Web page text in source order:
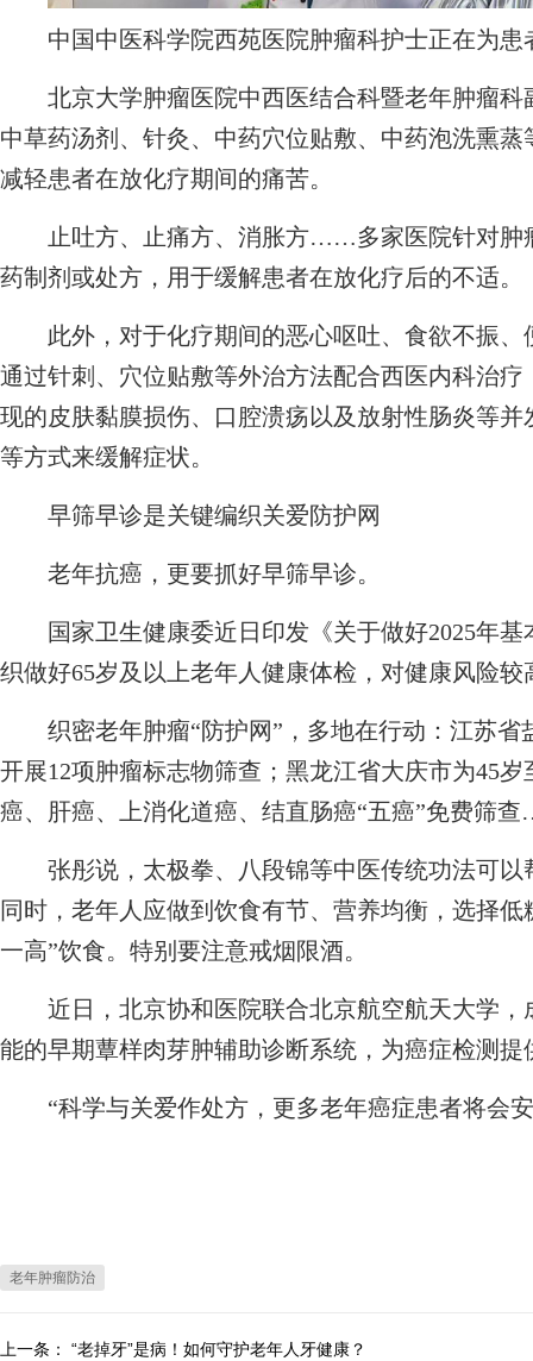
中国中医科学院西苑医院肿瘤科护士正在为
北京大学肿瘤医院中西医结合科暨老年肿瘤科
中草药汤剂、针灸、中药穴位贴敷、中药泡洗熏
减轻患者在放化疗期间的痛苦。
止吐方、止痛方、消胀方……多家医院针对肿
药制剂或处方，用于缓解患者在放化疗后的不适。
此外，对于化疗期间的恶心呕吐、食欲不振、
通过针刺、穴位贴敷等外治方法配合西医内科治
现的皮肤黏膜损伤、口腔溃疡以及放射性肠炎等
等方式来缓解症状。
早筛早诊是关键编织关爱防护网
老年抗癌，更要抓好早筛早诊。
国家卫生健康委近日印发《关于做好2025年基
织做好65岁及以上老年人健康体检，对健康风险
织密老年肿瘤“防护网”，多地在行动：江苏省
开展12项肿瘤标志物筛查；黑龙江省大庆市为45
癌、肝癌、上消化道癌、结直肠癌“五癌”免费筛
张彤说，太极拳、八段锦等中医传统功法可以
同时，老年人应做到饮食有节、营养均衡，选择
一高”饮食。特别要注意戒烟限酒。
近日，北京协和医院联合北京航空航天大学，
能的早期蕈样肉芽肿辅助诊断系统，为癌症检测提
“科学与关爱作处方，更多老年癌症患者将会安
老年肿瘤防治
上一条： “老掉牙”是病！如何守护老年人牙健康？